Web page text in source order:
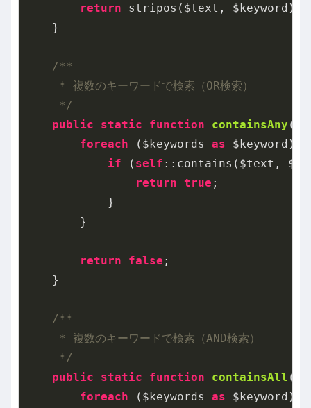
return stripos($text, $keyword)
    }
/**
     * 複数のキーワードで検索（OR検索）
     */
public
static function containsAny
foreach ($keywords as $keyword) {
if ( self ::contains($text,
return true ;
            }
        }
return false ;
    }
/**
     * 複数のキーワードで検索（AND検索）
     */
public
static function containsAll
foreach ($keywords as $keyword) {